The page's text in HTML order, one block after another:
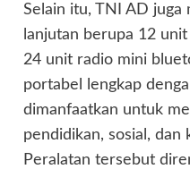
Selain itu, TNI AD juga
lanjutan berupa 12
24 unit radio mini
portabel lengkap
dimanfaatkan untuk
pendidikan, sosial, dan
Peralatan tersebut